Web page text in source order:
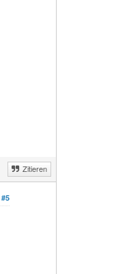
Zitieren
#5